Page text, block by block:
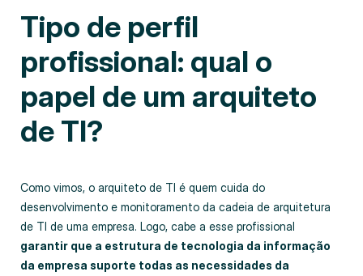
Tipo de perfil
profissional: qual o
papel de um arquiteto
de TI?
Como vimos, o arquiteto de TI é quem cuida do
desenvolvimento e monitoramento da cadeia de arquitetura
de TI de uma empresa. Logo, cabe a esse profissional
garantir que a estrutura de tecnologia da informação
da empresa suporte todas as necessidades da